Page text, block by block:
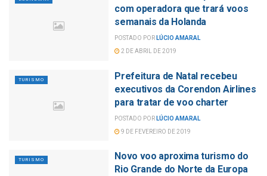
com operadora que trará voos
semanais da Holanda
POSTADO POR LÚCIO AMARAL
2 DE ABRIL DE 2019
TURISMO
Prefeitura de Natal recebeu
executivos da Corendon Airlines
para tratar de voo charter
POSTADO POR LÚCIO AMARAL
9 DE FEVEREIRO DE 2019
TURISMO
Novo voo aproxima turismo do
Rio Grande do Norte da Europa